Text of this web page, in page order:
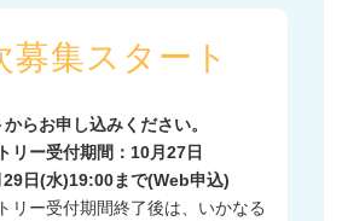
募集スタート
らお申し込みください。
リー受付期間：10月27日
日(水)19:00まで(Web申込)
リー受付期間終了後は、いかなる